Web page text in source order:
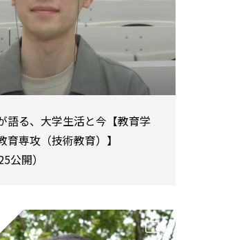
語る、大学生活と今【教育学
育専攻（技術教育）】
公開）